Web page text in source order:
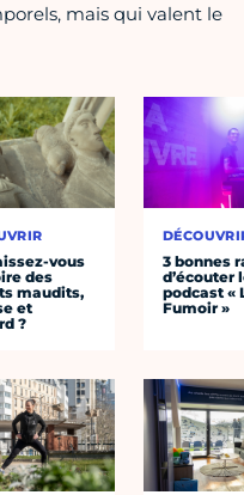
mais qui valent le
vous
des
maudits,
et
?
3 bonnes
d’écouter
podcast «
Fumoir »